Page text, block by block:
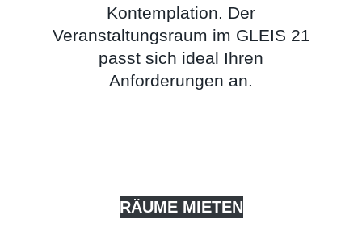
Kontemplation. Der
Veranstaltungsraum im GLEIS 21
passt sich ideal Ihren
Anforderungen an.
RÄUME MIETEN